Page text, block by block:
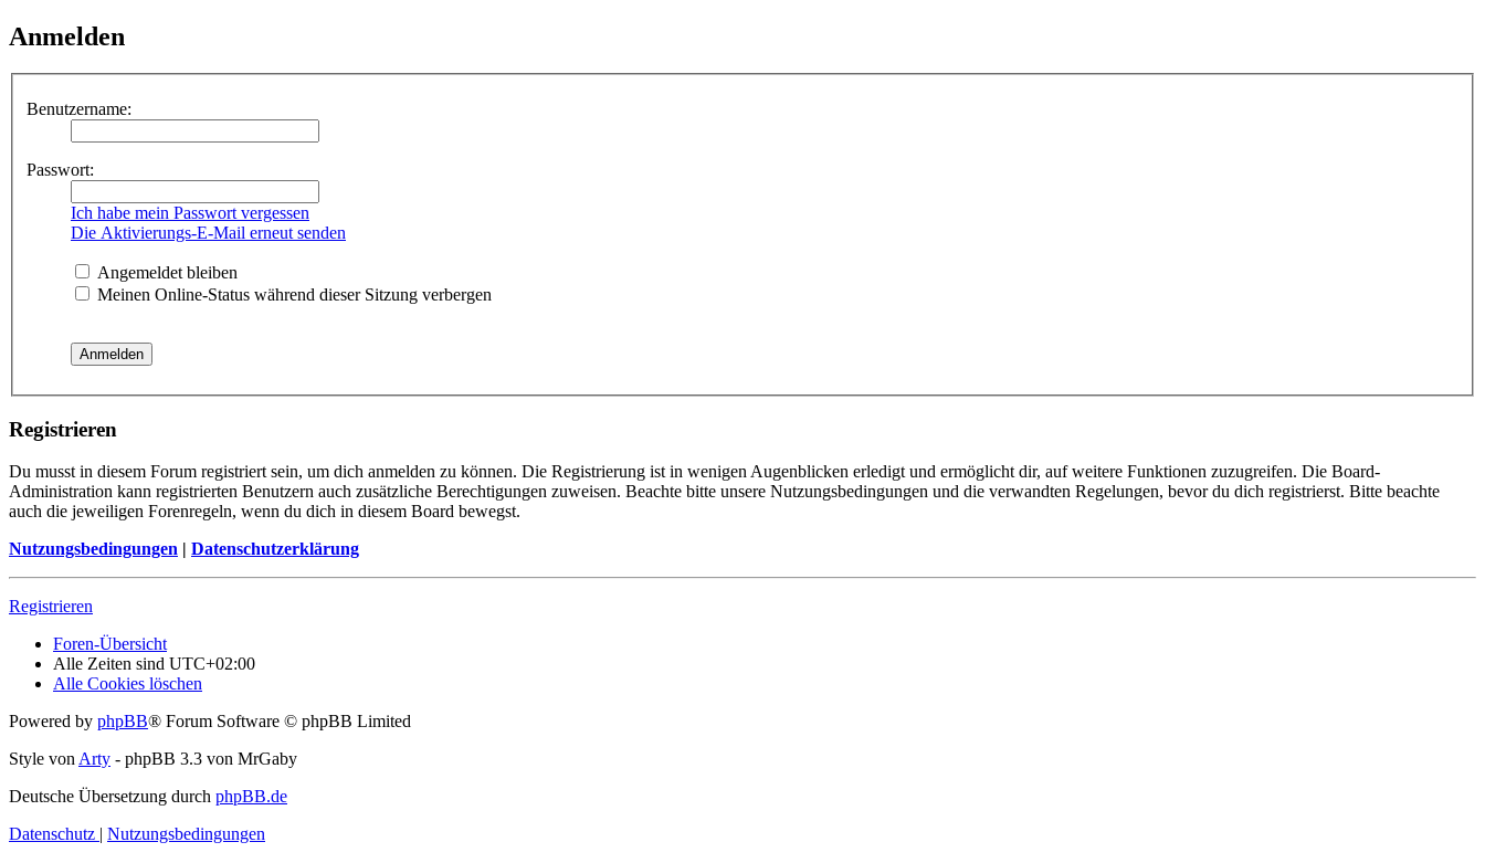
Anmelden
Benutzername:
Passwort:
Ich habe mein Passwort vergessen
Die Aktivierungs-E-Mail erneut senden
Angemeldet bleiben
Meinen Online-Status während dieser Sitzung verbergen
Registrieren
Du musst in diesem Forum registriert sein, um dich anmelden zu können. Die Registrierung ist in wenigen Augenblicken erledigt und ermöglicht dir, auf weitere Funktionen zuzugreifen. Die Board-
Administration kann registrierten Benutzern auch zusätzliche Berechtigungen zuweisen. Beachte bitte unsere Nutzungsbedingungen und die verwandten Regelungen, bevor du dich registrierst. Bitte beachte
auch die jeweiligen Forenregeln, wenn du dich in diesem Board bewegst.
Nutzungsbedingungen | Datenschutzerklärung
Registrieren
Foren-Übersicht
Alle Zeiten sind UTC+02:00
Alle Cookies löschen
Powered by phpBB® Forum Software © phpBB Limited
Style vonArty - phpBB 3.3 von MrGaby
Deutsche Übersetzung durch phpBB.de
Datenschutz | Nutzungsbedingungen